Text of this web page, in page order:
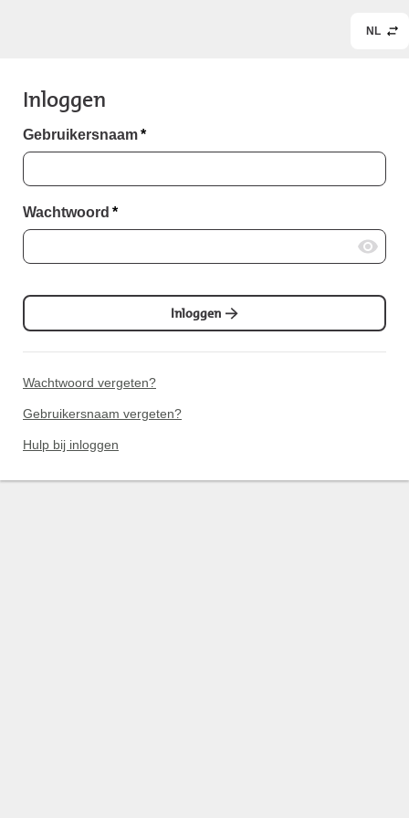
NL
Inloggen
Gebruikersnaam*
Wachtwoord *
Inloggen
Wachtwoord vergeten?
Gebruikersnaam vergeten?
Hulp bij inloggen